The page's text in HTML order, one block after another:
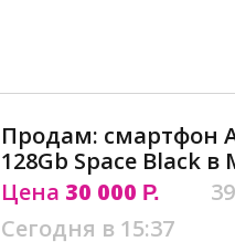
Продам: смартфон
128Gb Space Black в
Цена 30 000 Р.
Сегодня в 15:37